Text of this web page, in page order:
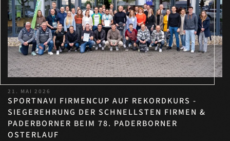
21. MAI 2026
SPORTNAVI FIRMENCUP AUF REKORDKURS -
SIEGEREHRUNG DER SCHNELLSTEN FIRMEN &
PADERBORNER BEIM 78. PADERBORNER
OSTERLAUF